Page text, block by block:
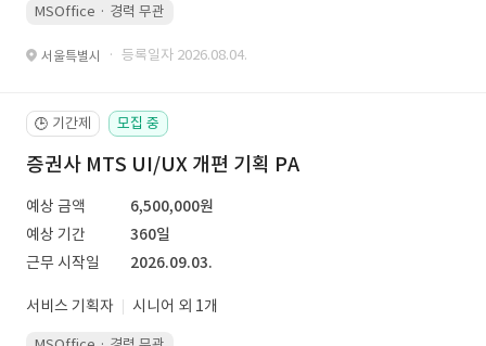
MSOffice · 경력 무관
서울특별시 · 등록일자 2026.08.04.
🕒 기간제 모집 중
증권사 MTS UI/UX 개편 기획 PA
예상 금액
6,500,000원
예상 기간
360일
근무 시작일
2026.09.03.
서비스 기획자 시니어 외 1개